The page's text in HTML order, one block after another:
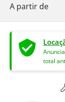
A partir de
total